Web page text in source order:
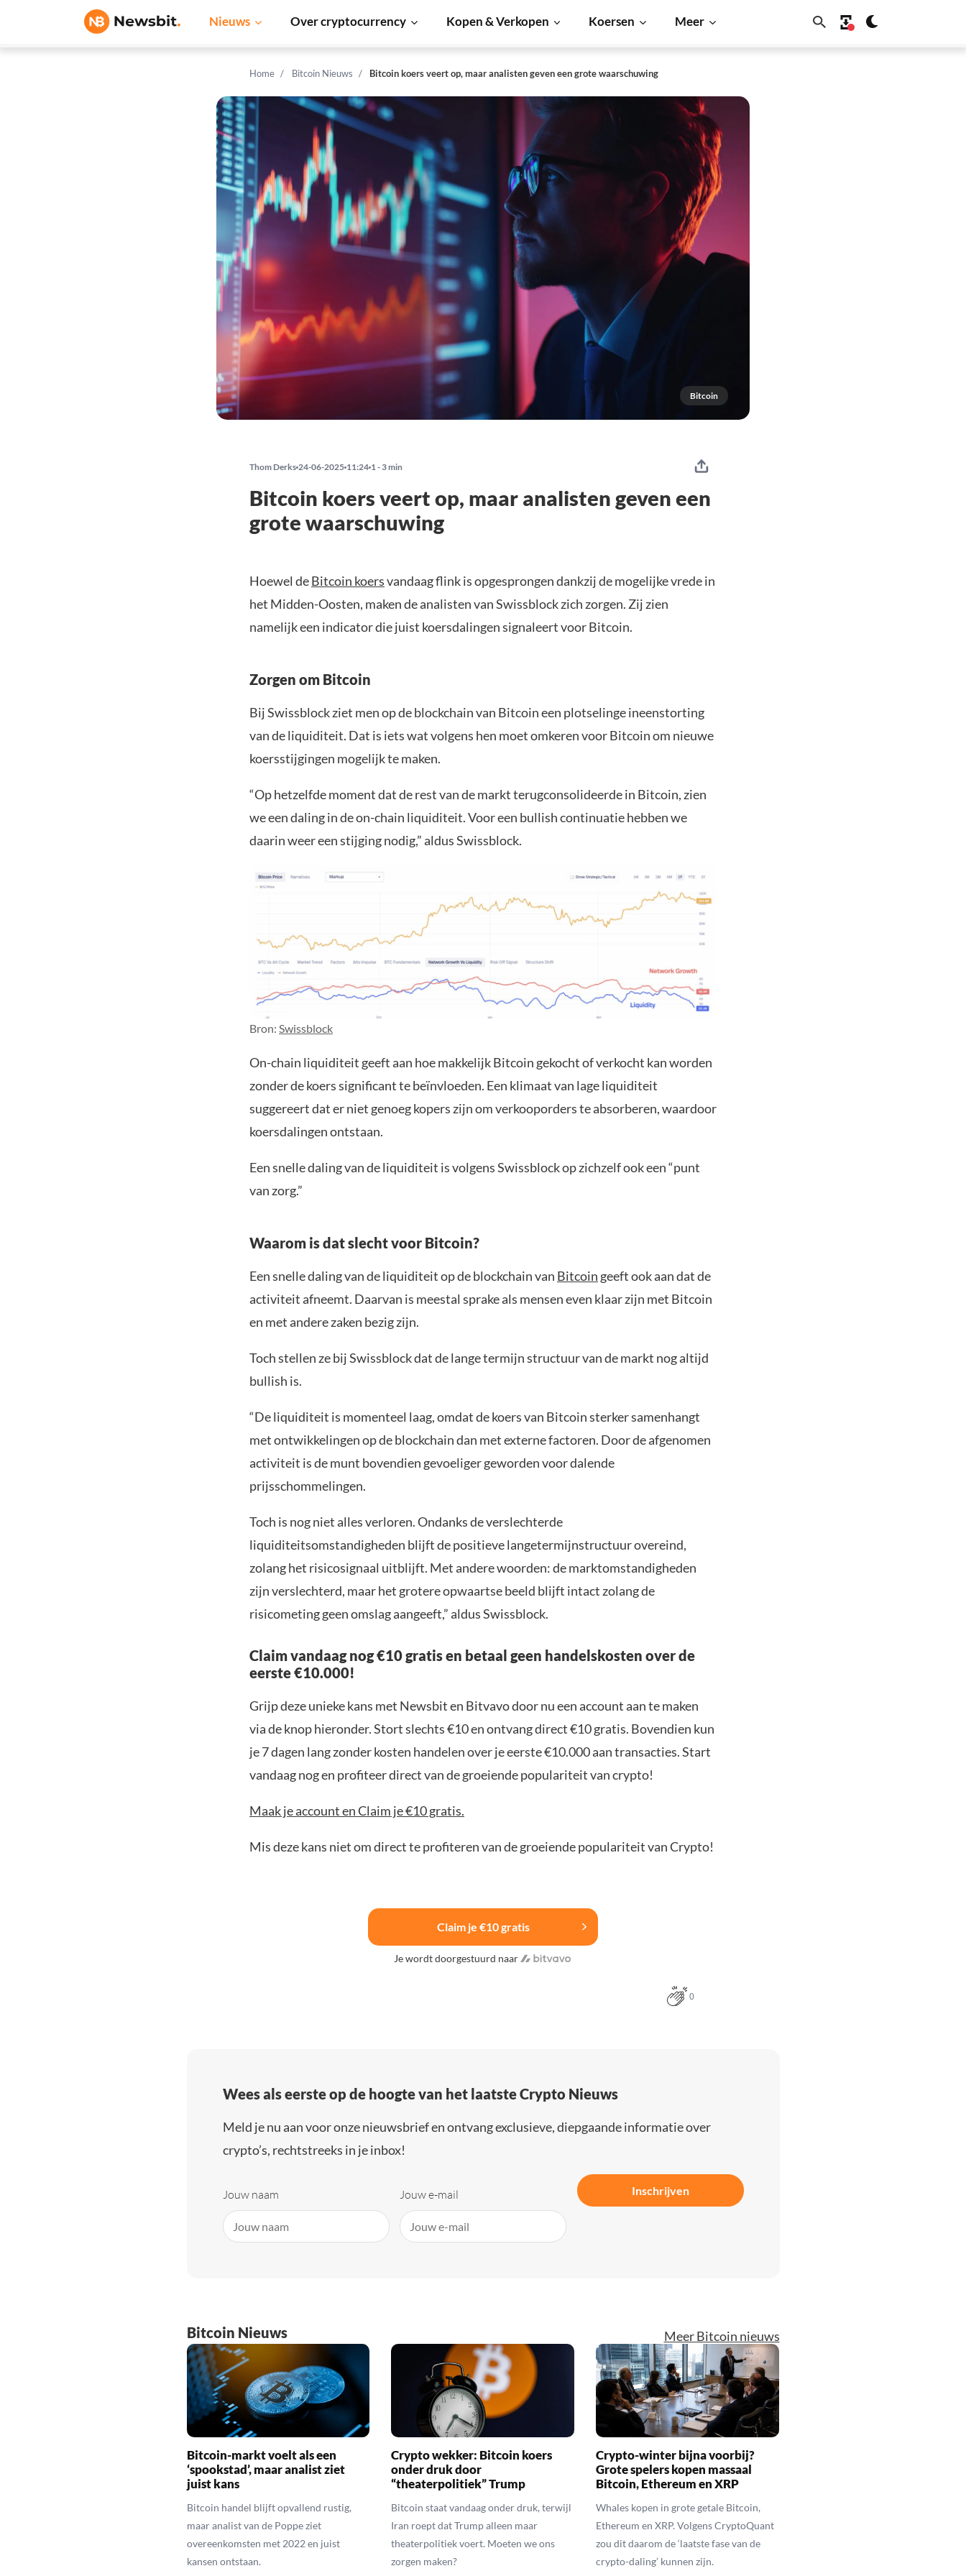
Nieuws Over cryptocurrency Kopen & Verkopen Koersen Meer
Home Bitcoin Nieuws Bitcoin koers veert op, maar analisten geven een grote waarschuwing
Bitcoin
Thom Derks 24-06-2025 11:24 1 - 3 min
Bitcoin koers veert op, maar analisten geven een
grote waarschuwing
Hoewel deBitcoin koersvandaag flink is opgesprongen dankzij de mogelijke vrede in
het Midden-Oosten, maken de analisten van Swissblock zich zorgen. Zij zien
namelijk een indicator die juist koersdalingen signaleert voor Bitcoin.
Zorgen om Bitcoin
Bij Swissblock ziet men op de blockchain van Bitcoin een plotselinge ineenstorting
van de liquiditeit. Dat is iets wat volgens hen moet omkeren voor Bitcoin om nieuwe
koersstijgingen mogelijk te maken.
“Op hetzelfde moment dat de rest van de markt terugconsolideerde in Bitcoin, zien
we een daling in de on-chain liquiditeit. Voor een bullish continuatie hebben we
daarin weer een stijging nodig,” aldus Swissblock.
Bron: Swissblock
On-chain liquiditeit geeft aan hoe makkelijk Bitcoin gekocht of verkocht kan worden
zonder de koers significant te beïnvloeden. Een klimaat van lage liquiditeit
suggereert dat er niet genoeg kopers zijn om verkooporders te absorberen, waardoor
koersdalingen ontstaan.
Een snelle daling van de liquiditeit is volgens Swissblock op zichzelf ook een “punt
van zorg.”
Waarom is dat slecht voor Bitcoin?
Een snelle daling van de liquiditeit op de blockchain van Bitcoin geeft ook aan dat de
activiteit afneemt. Daarvan is meestal sprake als mensen even klaar zijn met Bitcoin
en met andere zaken bezig zijn.
Toch stellen ze bij Swissblock dat de lange termijn structuur van de markt nog altijd
bullish is.
“De liquiditeit is momenteel laag, omdat de koers van Bitcoin sterker samenhangt
met ontwikkelingen op de blockchain dan met externe factoren. Door de afgenomen
activiteit is de munt bovendien gevoeliger geworden voor dalende
prijsschommelingen.
Toch is nog niet alles verloren. Ondanks de verslechterde
liquiditeitsomstandigheden blijft de positieve langetermijnstructuur overeind,
zolang het risicosignaal uitblijft. Met andere woorden: de marktomstandigheden
zijn verslechterd, maar het grotere opwaartse beeld blijft intact zolang de
risicometing geen omslag aangeeft,” aldus Swissblock.
Claim vandaag nog €10 gratis en betaal geen handelskosten over de
eerste €10.000!
Grijp deze unieke kans met Newsbit en Bitvavo door nu een account aan te maken
via de knop hieronder. Stort slechts €10 en ontvang direct €10 gratis. Bovendien kun
je 7 dagen lang zonder kosten handelen over je eerste €10.000 aan transacties. Start
vandaag nog en profiteer direct van de groeiende populariteit van crypto!
Maak je account en Claim je €10 gratis.
Mis deze kans niet om direct te profiteren van de groeiende populariteit van Crypto!
Claim je €10 gratis
Je wordt doorgestuurd naar
0
Wees als eerste op de hoogte van het laatste Crypto Nieuws
Meld je nu aan voor onze nieuwsbrief en ontvang exclusieve, diepgaande informatie over
crypto’s, rechtstreeks in je inbox!
Jouw naam Jouw e-mail Inschrijven
Bitcoin Nieuws Meer Bitcoin nieuws
Bitcoin-markt voelt als een
‘spookstad’, maar analist ziet
juist kans
Bitcoin handel blijft opvallend rustig,
maar analist van de Poppe ziet
overeenkomsten met 2022 en juist
kansen ontstaan.
Crypto wekker: Bitcoin koers
onder druk door
“theaterpolitiek” Trump
Bitcoin staat vandaag onder druk, terwijl
Iran roept dat Trump alleen maar
theaterpolitiek voert. Moeten we ons
zorgen maken?
Crypto-winter bijna voorbij?
Grote spelers kopen massaal
Bitcoin, Ethereum en XRP
Whales kopen in grote getale Bitcoin,
Ethereum en XRP. Volgens CryptoQuant
zou dit daarom de ‘laatste fase van de
crypto-daling’ kunnen zijn.